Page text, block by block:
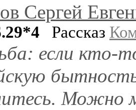
Сергей
Рассказ
если кто-
Можно